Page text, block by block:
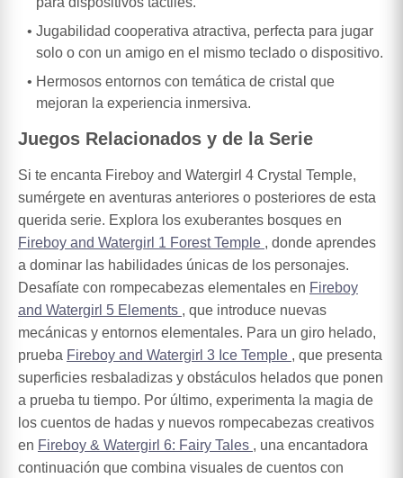
Jugabilidad cooperativa atractiva, perfecta para jugar
solo o con un amigo en el mismo teclado o dispositivo.
Hermosos entornos con temática de cristal que
mejoran la experiencia inmersiva.
Juegos Relacionados y de la Serie
Si te encanta Fireboy and Watergirl 4 Crystal Temple,
sumérgete en aventuras anteriores o posteriores de esta
querida serie. Explora los exuberantes bosques en
Fireboy and Watergirl 1 Forest Temple , donde aprendes
a dominar las habilidades únicas de los personajes.
Desafíate con rompecabezas elementales en Fireboy
and Watergirl 5 Elements , que introduce nuevas
mecánicas y entornos elementales. Para un giro helado,
prueba Fireboy and Watergirl 3 Ice Temple , que presenta
superficies resbaladizas y obstáculos helados que ponen
a prueba tu tiempo. Por último, experimenta la magia de
los cuentos de hadas y nuevos rompecabezas creativos
en Fireboy & Watergirl 6: Fairy Tales , una encantadora
continuación que combina visuales de cuentos con